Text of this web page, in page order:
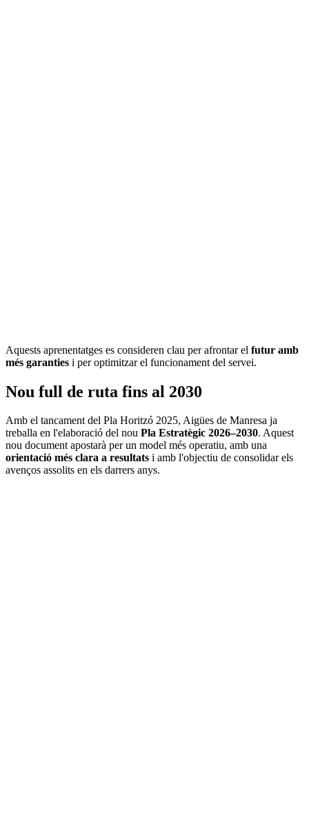
Aquests aprenentatges es consideren clau per afrontar el futur amb
més garanties i per optimitzar el funcionament del servei.
Nou full de ruta fins al 2030
Amb el tancament del Pla Horitzó 2025, Aigües de Manresa ja
treballa en l'elaboració del nou Pla Estratègic 2026–2030. Aquest
nou document apostarà per un model més operatiu, amb una
orientació més clara a resultats i amb l'objectiu de consolidar els
avenços assolits en els darrers anys.